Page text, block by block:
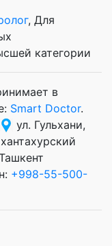
, Для
категории
в
Smart Doctor.
ул. Гульхани,
+998-55-500-